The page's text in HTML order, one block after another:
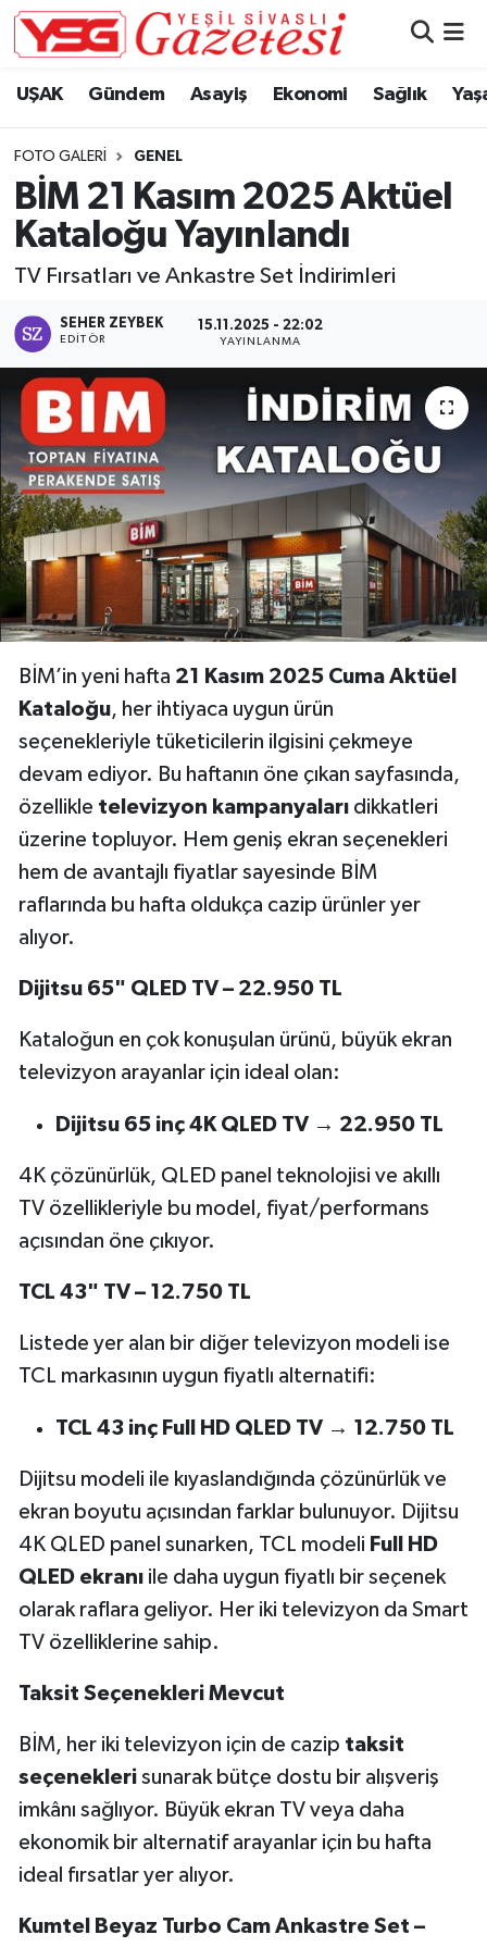
UŞAK Gündem Asayiş Ekonomi Sağlık
FOTO GALERI GENEL
BİM 21 Kasım 2025 Aktüel
Kataloğu Yayınlandı
TV Fırsatları ve Ankastre Set İndirimleri
SEHER ZEYBEK
EDITÖR
15.11.2025 - 22:02
YAYINLANMA
BİM’in yeni hafta 21 Kasım 2025 Cuma Aktüel
Kataloğu, her ihtiyaca uygun ürün
seçenekleriyle tüketicilerin ilgisini çekmeye
devam ediyor. Bu haftanın öne çıkan sayfasında,
özellikle televizyon kampanyaları dikkatleri
üzerine topluyor. Hem geniş ekran seçenekleri
hem de avantajlı fiyatlar sayesinde BİM
raflarında bu hafta oldukça cazip ürünler yer
alıyor.
Dijitsu 65" QLED TV – 22.950 TL
Kataloğun en çok konuşulan ürünü, büyük ekran
televizyon arayanlar için ideal olan:
Dijitsu 65 inç 4K QLED TV → 22.950 TL
4K çözünürlük, QLED panel teknolojisi ve akıllı
TV özellikleriyle bu model, fiyat/performans
açısından öne çıkıyor.
TCL 43" TV – 12.750 TL
Listede yer alan bir diğer televizyon modeli ise
TCL markasının uygun fiyatlı alternatifi:
TCL 43 inç Full HD QLED TV → 12.750 TL
Dijitsu modeli ile kıyaslandığında çözünürlük ve
ekran boyutu açısından farklar bulunuyor. Dijitsu
4K QLED panel sunarken, TCL modeli Full HD
QLED ekranı ile daha uygun fiyatlı bir seçenek
olarak raflara geliyor. Her iki televizyon da Smart
TV özelliklerine sahip.
Taksit Seçenekleri Mevcut
BİM, her iki televizyon için de cazip taksit
seçenekleri sunarak bütçe dostu bir alışveriş
imkânı sağlıyor. Büyük ekran TV veya daha
ekonomik bir alternatif arayanlar için bu hafta
ideal fırsatlar yer alıyor.
Kumtel Beyaz Turbo Cam Ankastre Set –
Namaz Vakitleri
Trafik Durumu
Son Dakika Haberleri
Haber Arşivi